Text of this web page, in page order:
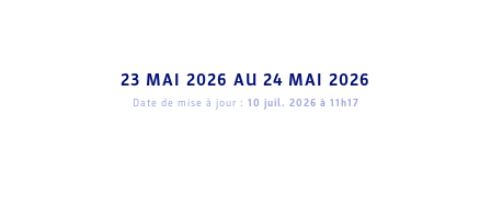
23 MAI 2026 AU 24 MAI 2026
Date de mise à jour : 10 juil. 2026 à 11h17